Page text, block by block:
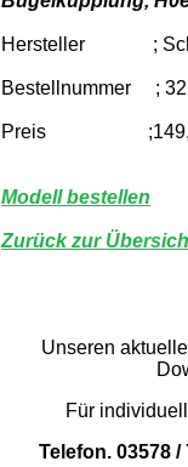
Hersteller ;
Bestellnummer ;
Preis ;149,50 €
Modell bestellen
Zurück zur
Unseren
Für
Telefon. 03578 /